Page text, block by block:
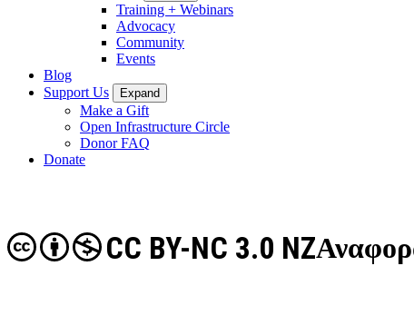
Training + Webinars
Advocacy
Community
Events
Blog
Support Us
Expand
Make a Gift
Open Infrastructure Circle
Donor FAQ
Donate
CC BY-NC 3.0 NZ